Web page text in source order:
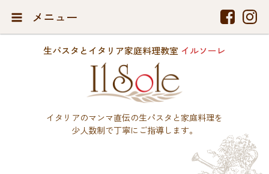
メニュー
生パスタとイタリア家庭料理教室 イルソーレ
イタリアのマンマ直伝の生パスタと家庭料理を
少人数制で丁寧にご指導します。